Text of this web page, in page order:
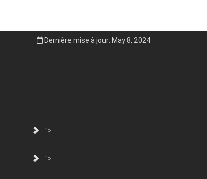
Dernière mise à jour: May 8, 2024
">
">